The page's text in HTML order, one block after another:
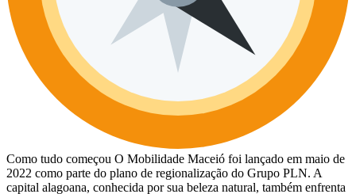
Como tudo começou O Mobilidade Maceió foi lançado em maio de
2022 como parte do plano de regionalização do Grupo PLN. A
capital alagoana, conhecida por sua beleza natural, também enfrenta